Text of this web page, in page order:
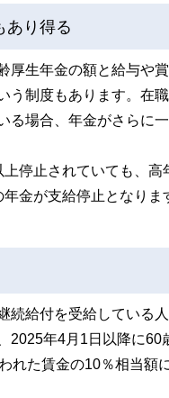
あり得る
厚生年金の額と給与や
う制度もあります。在
る場合、年金がさらに
停止されていても、
金が支給停止となりま
続給付を受給している
2025年4月1日以降に
れた賃金の10％相当額